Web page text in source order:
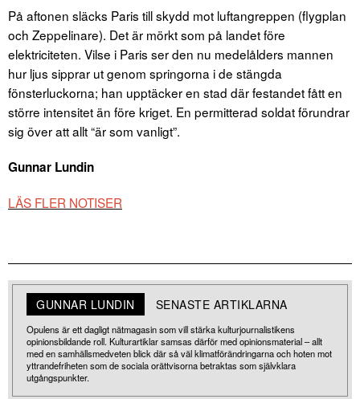
På aftonen släcks Paris till skydd mot luftangreppen (flygplan
och Zeppelinare). Det är mörkt som på landet före
elektriciteten. Vilse i Paris ser den nu medelålders mannen
hur ljus sipprar ut genom springorna i de stängda
fönsterluckorna; han upptäcker en stad där festandet fått en
större intensitet än före kriget. En permitterad soldat förundrar
sig över att allt “är som vanligt”.
Gunnar Lundin
LÄS FLER NOTISER
GUNNAR LUNDIN SENASTE ARTIKLARNA
Opulens är ett dagligt nätmagasin som vill stärka kulturjournalistikens
opinionsbildande roll. Kulturartiklar samsas därför med opinionsmaterial – allt
med en samhällsmedveten blick där så väl klimatförändringarna och hoten mot
yttrandefriheten som de sociala orättvisorna betraktas som självklara
utgångspunkter.